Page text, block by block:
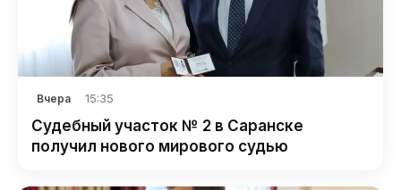
Вчера 15:35
Судебный участок № 2 в Саранске
получил нового мирового судью